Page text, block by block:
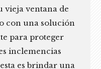
vieja ventana de
con una solución
para proteger
inclemencias
es brindar una